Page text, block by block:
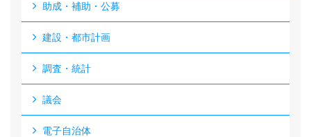
助成・補助・公募
建設・都市計画
調査・統計
議会
電子自治体